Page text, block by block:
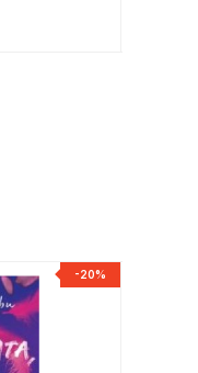
-20%